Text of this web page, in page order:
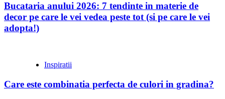
Bucataria anului 2026: 7 tendinte in materie de
decor pe care le vei vedea peste tot (si pe care le vei
adopta!)
Inspiratii
Care este combinatia perfecta de culori in gradina?